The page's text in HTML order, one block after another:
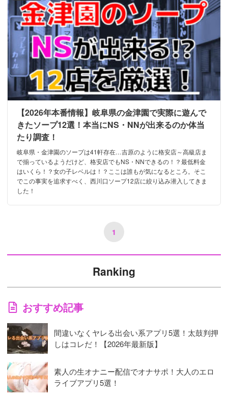
【2026年本番情報】岐阜県の金津園で実際に遊んで
きたソープ12選！本当にNS・NNが出来るのか体当
たり調査！
岐阜県・金津園のソープは41軒存在…吉原のように格安店～高級店ま
で揃っているようだけど、格安店でもNS・NNできるの！？最低料金
はいくら！？女の子レベルは！？ここは誰もが気になるところ。そこ
でこの事実を追求すべく、西川口ソープ12店に絞り込み潜入してきま
した！
1
Ranking
おすすめ記事
間違いなくヤレる出会い系アプリ5選！太鼓判押
しはコレだ！【2026年最新版】
素人の生オナニー配信でオナサポ！大人のエロ
ライブアプリ5選！